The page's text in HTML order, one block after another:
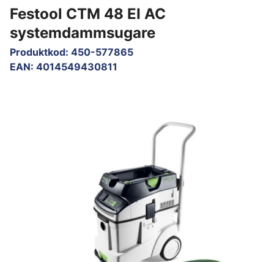
Festool CTM 48 EI AC
systemdammsugare
Produktkod: 450-577865
EAN: 4014549430811